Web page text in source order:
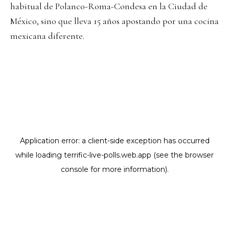
habitual de Polanco-Roma-Condesa en la Ciudad de
México, sino que lleva 15 años apostando por una cocina
mexicana diferente.